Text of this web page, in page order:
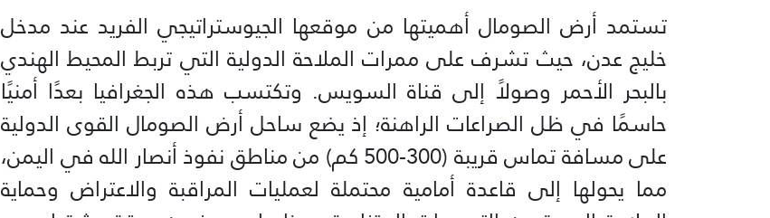
تستمد أرض الصومال أهميتها من موقعها الجيوستراتيجي الفريد عند مدخل
خليج عدن، حيث تشرف على ممرات الملاحة الدولية التي تربط المحيط الهندي
بالبحر الأحمر وصولاً إلى قناة السويس. وتكتسب هذه الجغرافيا بعدًا أمنيًا
حاسمًا في ظل الصراعات الراهنة؛ إذ يضع ساحل أرض الصومال القوى الدولية
على مسافة تماس قريبة (300-500 كم) من مناطق نفوذ أنصار الله في اليمن،
مما يحولها إلى قاعدة أمامية محتملة لعمليات المراقبة والاعتراض وحماية